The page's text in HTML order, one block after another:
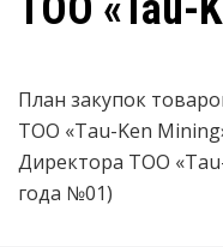
План закупок
ТОО «Tau-Ken
Директора ТОО
года №01)